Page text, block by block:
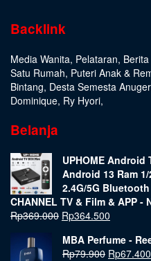
Backlink
Media Wanita, Pelataran,
Satu Rumah, Puteri Anak &
Bintang, Desta Semesta
Dominique, Ry Hyori,
Belanja
UPHOME Android
Android 13 Ram 1/
2.4G/5G
CHANNEL TV & Film & APP -
Rp369.000 Rp364.500
MBA Perfume -
Rp79.900 Rp67.400